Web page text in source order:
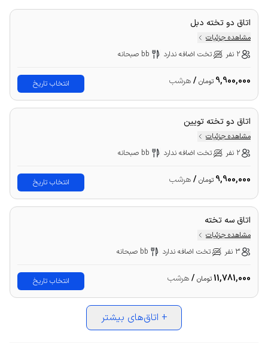
اتاق دو تخته دبل
مشاهده جزئیات
2 نفر
تخت اضافه ندارد bb صبحانه
9,900,000 تومان /هرشب انتخاب تاریخ
اتاق دو تخته تویین
مشاهده جزئیات
2 نفر
تخت اضافه ندارد bb صبحانه
9,900,000 تومان /هرشب انتخاب تاریخ
اتاق سه تخته
مشاهده جزئیات
3 نفر
تخت اضافه ندارد bb صبحانه
11,781,000تومان /هرشب انتخاب تاریخ
+ اتاق‌های بیشتر